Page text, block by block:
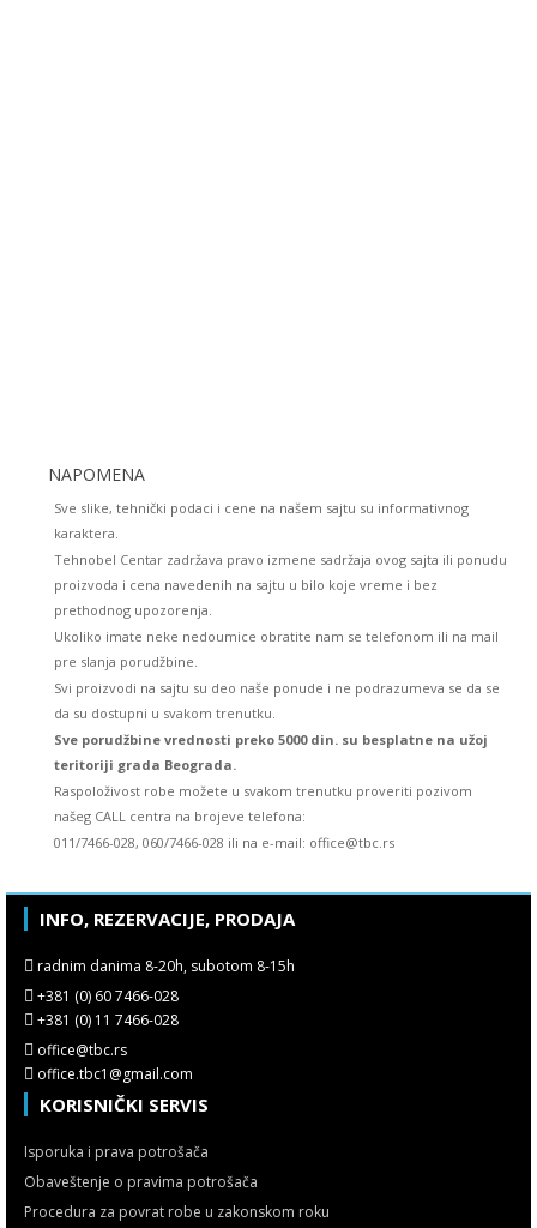
NAPOMENA
Sve slike, tehnički podaci i cene na našem sajtu su informativnog
karaktera.
Tehnobel Centar zadržava pravo izmene sadržaja ovog sajta ili ponudu
proizvoda i cena navedenih na sajtu u bilo koje vreme i bez
prethodnog upozorenja.
Ukoliko imate neke nedoumice obratite nam se telefonom ili na mail
pre slanja porudžbine.
Svi proizvodi na sajtu su deo naše ponude i ne podrazumeva se da se
da su dostupni u svakom trenutku.
Sve porudžbine vrednosti preko 5000 din. su besplatne na užoj
teritoriji grada Beograda.
Raspoloživost robe možete u svakom trenutku proveriti pozivom
našeg CALL centra na brojeve telefona:
011/7466-028, 060/7466-028 ili na e-mail: office@tbc.rs
INFO, REZERVACIJE, PRODAJA
radnim danima 8-20h, subotom 8-15h
+381 (0) 60 7466-028
+381 (0) 11 7466-028
office@tbc.rs
office.tbc1@gmail.com
KORISNIČKI SERVIS
Isporuka i prava potrošača
Obaveštenje o pravima potrošača
Procedura za povrat robe u zakonskom roku